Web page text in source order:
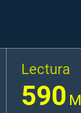
Lectura
590